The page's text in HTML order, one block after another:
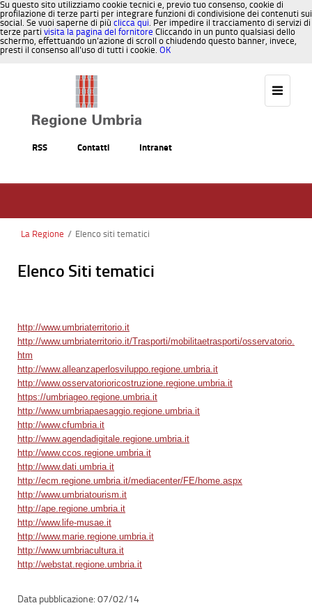
Su questo sito utilizziamo cookie tecnici e, previo tuo consenso, cookie di
profilazione di terze parti per integrare funzioni di condivisione dei contenuti sui
social. Se vuoi saperne di più clicca qui. Per impedire il tracciamento di servizi di
terze parti visita la pagina del fornitore Cliccando in un punto qualsiasi dello
schermo, effettuando un’azione di scroll o chiudendo questo banner, invece,
presti il consenso all’uso di tutti i cookie. OK
RSS Contatti Intranet
La Regione / Elenco siti tematici
Elenco Siti tematici
http://www.umbriaterritorio.it
http://www.umbriaterritorio.it/Trasporti/mobilitaetrasporti/osservatorio.
htm
http://www.alleanzaperlosviluppo.regione.umbria.it
http://www.osservatorioricostruzione.regione.umbria.it
https://umbriageo.regione.umbria.it
http://www.umbriapaesaggio.regione.umbria.it
http://www.cfumbria.it
http://www.agendadigitale.regione.umbria.it
http://www.ccos.regione.umbria.it
http://www.dati.umbria.it
http://ecm.regione.umbria.it/mediacenter/FE/home.aspx
http://www.umbriatourism.it
http://ape.regione.umbria.it
http://www.life-musae.it
http://www.marie.regione.umbria.it
http://www.umbriacultura.it
http://webstat.regione.umbria.it
07/02/14